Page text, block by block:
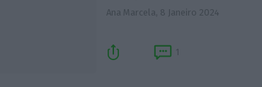
Ana Marcela, 8 Janeiro 2024
1